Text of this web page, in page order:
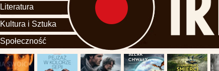
Literatura
Kultura i Sztuka
Społeczność